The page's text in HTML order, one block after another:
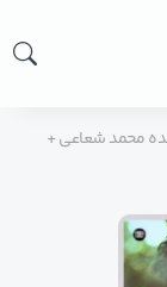
محمد شعاعی +